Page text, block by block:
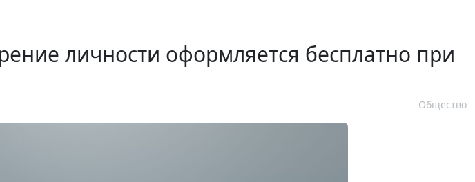
личности оформляется бесплатно при
Общество